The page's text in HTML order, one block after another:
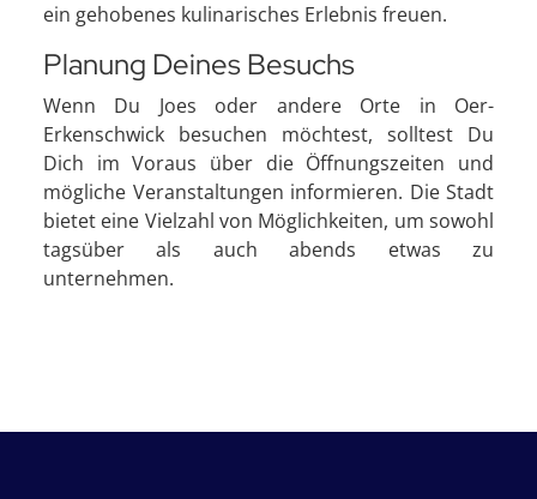
ein gehobenes kulinarisches Erlebnis freuen.
Planung Deines Besuchs
Wenn Du Joes oder andere Orte in Oer-
Erkenschwick besuchen möchtest, solltest Du
Dich im Voraus über die Öffnungszeiten und
mögliche Veranstaltungen informieren. Die Stadt
bietet eine Vielzahl von Möglichkeiten, um sowohl
tagsüber als auch abends etwas zu
unternehmen.